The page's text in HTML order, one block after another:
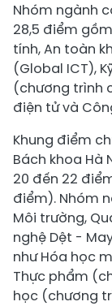
Nhóm ngành
28,5 điểm
tính, An toàn
(Global ICT),
(chương trình
điện tử và
Khung điểm
Bách khoa Hà
20 đến 22
điểm). Nhóm
Môi trường,
nghệ Dệt -
như Hóa học
Thực phẩm
học (chương